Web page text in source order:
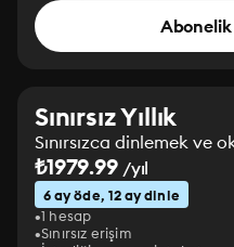
Sınırsız Yıllık
Sınırsızca dinlemek ve
₺1979.99/yıl
6 ay öde, 12 ay dinle
1 hesap
Sınırsız erişim